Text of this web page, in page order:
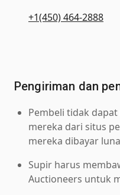
+1(450) 464-2888
Pengiriman dan
Pembeli tidak
mereka dari situs
mereka dibayar
Supir harus
Auctioneers untuk